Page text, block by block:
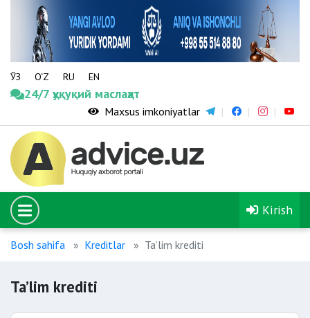
ЎЗ O‘Z RU EN
24/7 ҳуқуқий маслаҳат
Maxsus imkoniyatlar
Kirish
Bosh sahifa Kreditlar Ta’lim krediti
Ta’lim krediti